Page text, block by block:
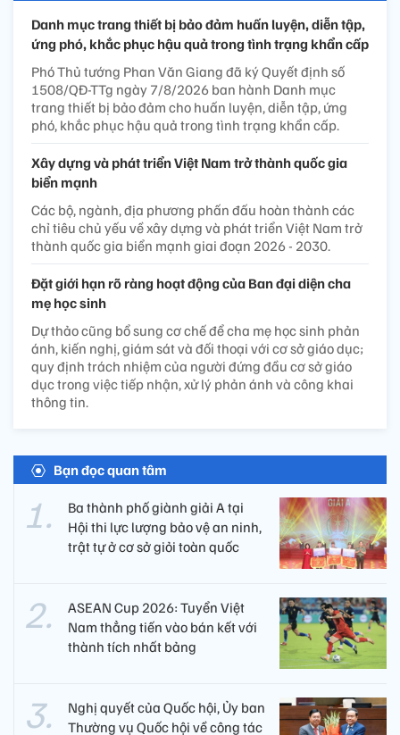
Danh mục trang thiết bị bảo đảm huấn luyện, diễn tập,
ứng phó, khắc phục hậu quả trong tình trạng khẩn cấp
Phó Thủ tướng Phan Văn Giang đã ký Quyết định số
1508/QĐ-TTg ngày 7/8/2026 ban hành Danh mục
trang thiết bị bảo đảm cho huấn luyện, diễn tập, ứng
phó, khắc phục hậu quả trong tình trạng khẩn cấp.
Xây dựng và phát triển Việt Nam trở thành quốc gia
biển mạnh
Các bộ, ngành, địa phương phấn đấu hoàn thành các
chỉ tiêu chủ yếu về xây dựng và phát triển Việt Nam trở
thành quốc gia biển mạnh giai đoạn 2026 - 2030.
Đặt giới hạn rõ ràng hoạt động của Ban đại diện cha
mẹ học sinh
Dự thảo cũng bổ sung cơ chế để cha mẹ học sinh phản
ánh, kiến nghị, giám sát và đối thoại với cơ sở giáo dục;
quy định trách nhiệm của người đứng đầu cơ sở giáo
dục trong việc tiếp nhận, xử lý phản ánh và công khai
thông tin.
Bạn đọc quan tâm
Ba thành phố giành giải A tại
Hội thi lực lượng bảo vệ an ninh,
trật tự ở cơ sở giỏi toàn quốc
ASEAN Cup 2026: Tuyển Việt
Nam thẳng tiến vào bán kết với
thành tích nhất bảng
Nghị quyết của Quốc hội, Ủy ban
Thường vụ Quốc hội về công tác